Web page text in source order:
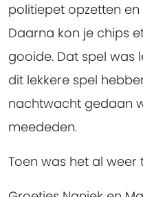
politiepet opzetten
Daarna kon je chips
gooide. Dat spel was
dit lekkere spel
nachtwacht gedaan
meededen.
Toen was het al weer